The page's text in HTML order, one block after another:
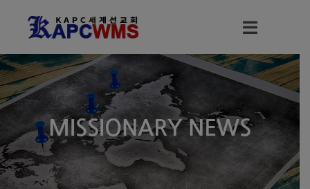
Toggle
세계선교회 소개
세계선교회 조직
선교회 (KAPC WMS) 정관
MISSIONARY NEWS